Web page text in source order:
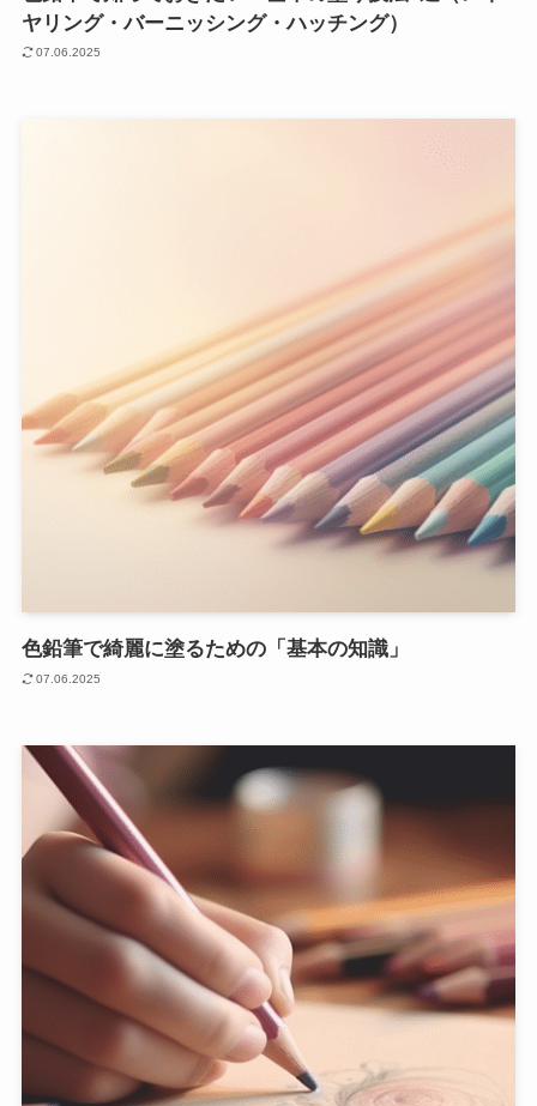
ヤリング・バーニッシング・ハッチング）
07.06.2025
色鉛筆で綺麗に塗るための「基本の知識」
07.06.2025